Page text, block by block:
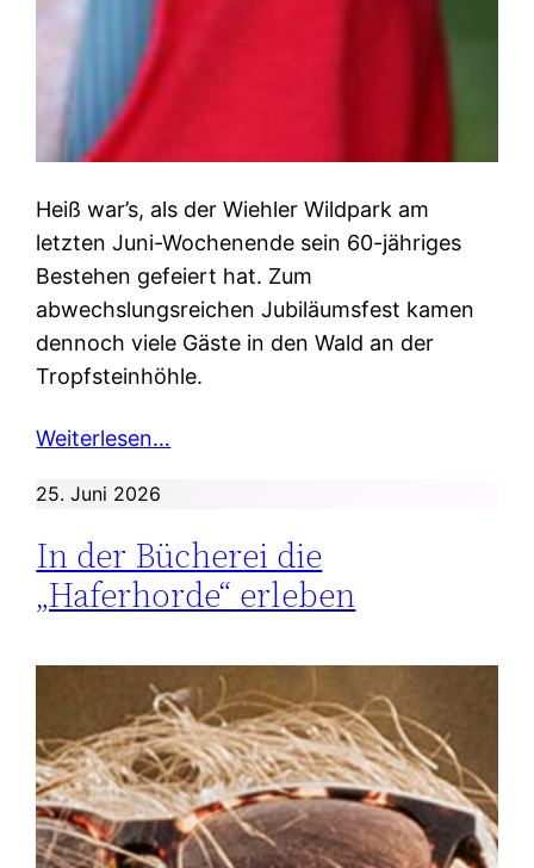
Heiß war’s, als der Wiehler Wildpark am
letzten Juni-Wochenende sein 60-jähriges
Bestehen gefeiert hat. Zum
abwechslungsreichen Jubiläumsfest kamen
dennoch viele Gäste in den Wald an der
Tropfsteinhöhle.
Weiterlesen…
25. Juni 2026
In der Bücherei die
„Haferhorde“ erleben